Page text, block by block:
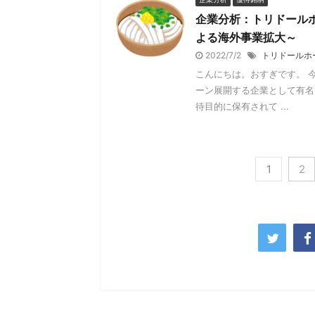
企業分析：トリドール
よる海外事業拡大～
2022/7/2 トリドール
こんにちは。おすぎです。
ーン展開する企業として有
待目的に保有されて ...
1 2